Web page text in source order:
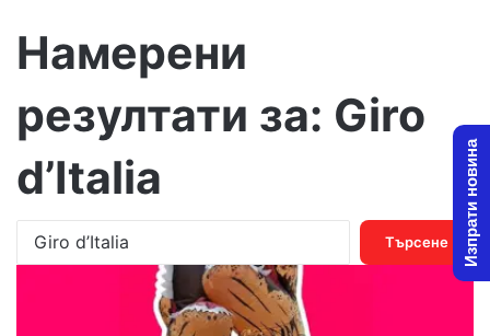
Намерени
резултати за: Giro
d’Italia
Т
ъ
Изпрати новина